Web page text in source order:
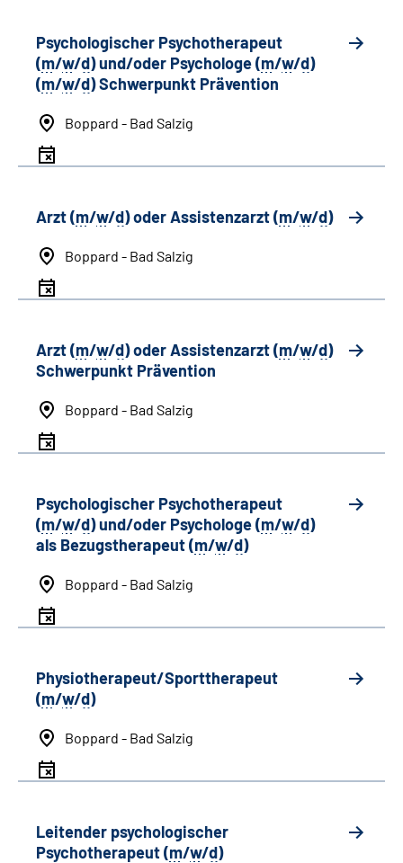
Psychologischer Psychotherapeut
(m/w/d) und/oder Psychologe (m/w/d)
(m/w/d) Schwerpunkt Prävention
Boppard - Bad Salzig
Arzt (m/w/d) oder Assistenzarzt (m/w/d)
Boppard - Bad Salzig
Arzt (m/w/d) oder Assistenzarzt (m/w/d)
Schwerpunkt Prävention
Boppard - Bad Salzig
Psychologischer Psychotherapeut
(m/w/d) und/oder Psychologe (m/w/d)
als Bezugstherapeut (m/w/d)
Boppard - Bad Salzig
Physiotherapeut/Sporttherapeut
(m/w/d)
Boppard - Bad Salzig
Leitender psychologischer
Psychotherapeut (m/w/d)